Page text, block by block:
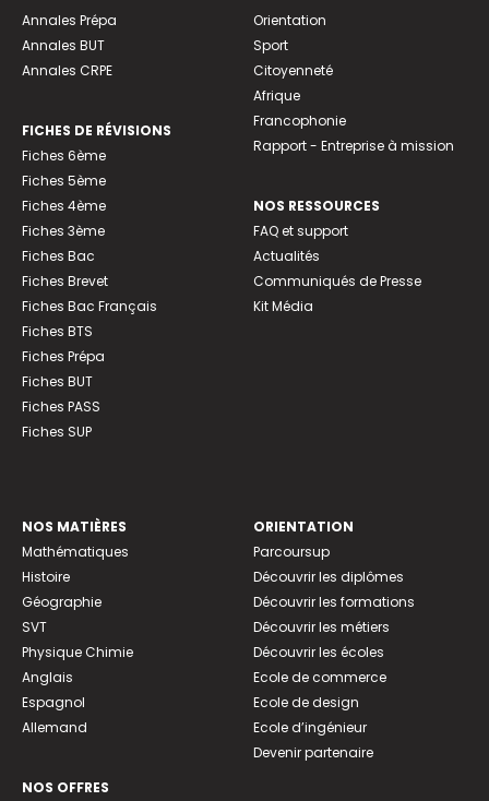
Annales Prépa
Annales BUT
Annales CRPE
FICHES DE RÉVISIONS
Fiches 6ème
Fiches 5ème
Fiches 4ème
Fiches 3ème
Fiches Bac
Fiches Brevet
Fiches Bac Français
Fiches BTS
Fiches Prépa
Fiches BUT
Fiches PASS
Fiches SUP
Orientation
Sport
Citoyenneté
Afrique
Francophonie
Rapport - Entreprise à mission
NOS RESSOURCES
FAQ et support
Actualités
Communiqués de Presse
Kit Média
NOS MATIÈRES
Mathématiques
Histoire
Géographie
SVT
Physique Chimie
Anglais
Espagnol
Allemand
NOS OFFRES
ORIENTATION
Parcoursup
Découvrir les diplômes
Découvrir les formations
Découvrir les métiers
Découvrir les écoles
Ecole de commerce
Ecole de design
Ecole d’ingénieur
Devenir partenaire